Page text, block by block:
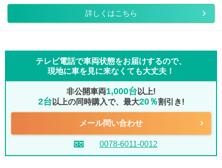
詳しくはこちら
テレビ電話で車両状態をお届けするので、
現地に車を見に来なくても大丈夫！
非公開車両1,000台 以上!
2台 以上の同時購入で、最大20％割引き!
メール問い合わせ
0078-6011-0012